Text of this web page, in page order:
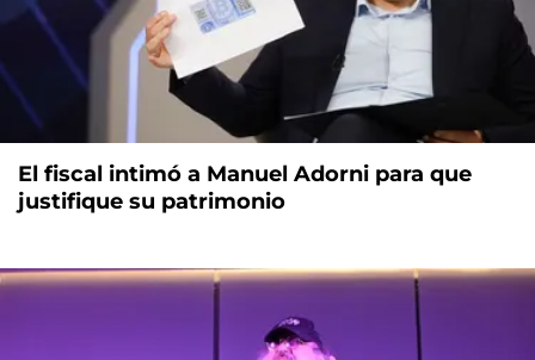
El fiscal intimó a Manuel Adorni para que
justifique su patrimonio